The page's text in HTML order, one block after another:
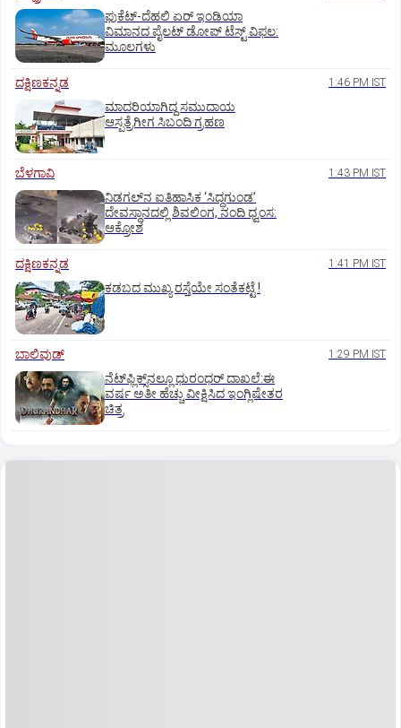
ಫುಕೆಟ್‌-ದೆಹಲಿ ಏರ್‌ ಇಂಡಿಯಾ
ವಿಮಾನದ ಪೈಲಟ್‌ ಡೋಪ್‌ ಟೆಸ್ಟ್‌ ವಿಫಲ:
ಮೂಲಗಳು
ದಕ್ಷಿಣಕನ್ನಡ 1:46 PM IST
ಮಾದರಿಯಾಗಿದ್ದ ಸಮುದಾಯ
ಆಸ್ಪತ್ರೆಗೀಗ ಸಿಬಂದಿ ಗ್ರಹಣ
ಬೆಳಗಾವಿ 1:43 PM IST
ನಿಡಗಲ್‌ನ ಐತಿಹಾಸಿಕ ‘ಸಿದ್ಧಗುಂಡ’
ದೇವಸ್ಥಾನದಲ್ಲಿ ಶಿವಲಿಂಗ, ನಂದಿ ಧ್ವಂಸ:
ಆಕ್ರೋಶ
ದಕ್ಷಿಣಕನ್ನಡ 1:41 PM IST
ಕಡಬದ ಮುಖ್ಯ ರಸ್ತೆಯೇ ಸಂತೆಕಟ್ಟೆ !
ಬಾಲಿವುಡ್‌ 1:29 PM IST
ನೆಟ್‌ಫ್ಲಿಕ್ಸ್‌ನಲ್ಲೂ ಧುರಂಧರ್‌ ದಾಖಲೆ:ಈ
ವರ್ಷ ಅತೀ ಹೆಚ್ಚು ವೀಕ್ಷಿಸಿದ ಇಂಗ್ಲಿಷೇತರ
ಚಿತ್ರ